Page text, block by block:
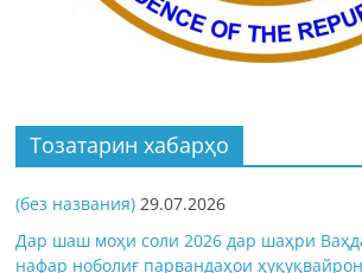
Тозатарин хабарҳо
(без названия) 29.07.2026
Дар шаш моҳи соли 2026 дар шаҳри
нафар ноболиғ парвандаҳои